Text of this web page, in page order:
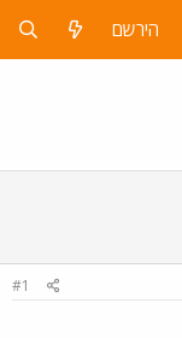
הירשם
#1